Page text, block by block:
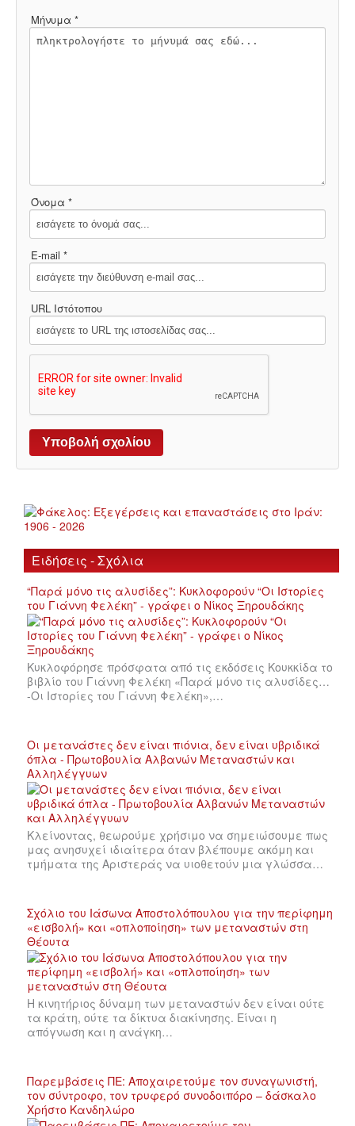
Μήνυμα *
Όνομα *
E-mail *
URL Ιστότοπου
Ειδήσεις - Σχόλια
“Παρά μόνο τις αλυσίδες”: Κυκλοφορούν “Οι Ιστορίες
του Γιάννη Φελέκη” - γράφει ο Νίκος Ξηρουδάκης
Κυκλοφόρησε πρόσφατα από τις εκδόσεις Κουκκίδα το
βιβλίο του Γιάννη Φελέκη «Παρά μόνο τις αλυσίδες…
-Οι Ιστορίες του Γιάννη Φελέκη»,…
Οι μετανάστες δεν είναι πιόνια, δεν είναι υβριδικά
όπλα - Πρωτοβουλία Αλβανών Μεταναστών και
Αλληλέγγυων
Κλείνοντας, θεωρούμε χρήσιμο να σημειώσουμε πως
μας ανησυχεί ιδιαίτερα όταν βλέπουμε ακόμη και
τμήματα της Αριστεράς να υιοθετούν μια γλώσσα…
Σχόλιο του Ιάσωνα Αποστολόπουλου για την περίφημη
«εισβολή» και «οπλοποίηση» των μεταναστών στη
Θέουτα
Η κινητήριος δύναμη των μεταναστών δεν είναι ούτε
τα κράτη, ούτε τα δίκτυα διακίνησης. Είναι η
απόγνωση και η ανάγκη…
Παρεμβάσεις ΠΕ: Αποχαιρετούμε τον συναγωνιστή,
τον σύντροφο, τον τρυφερό συνοδοιπόρο – δάσκαλο
Χρήστο Κανδηλώρο